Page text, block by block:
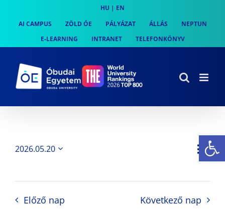
content
HU | EN
AI CAMPUS
ZÖLD ÓE PÁLYÁZAT ÁLLÁS
NEPTUN
E-LEARNING
INTRANET TELEFONKÖNYV
Nap
2026.05.20
Előző nap Következő nap